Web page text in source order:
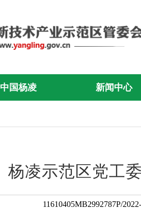
中国杨凌 新闻中心
杨凌示范区党工
11610405MB2992787P/